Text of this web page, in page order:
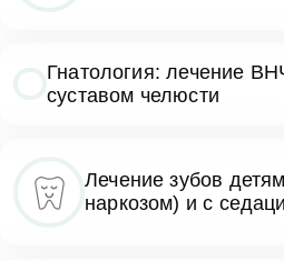
Гнатология: лечение
суставом челюсти
Лечение зубов
наркозом) и с